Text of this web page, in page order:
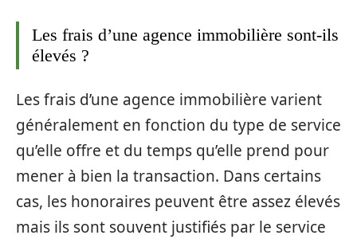
Les frais d’une agence immobilière sont-ils
élevés ?
Les frais d’une agence immobilière varient
généralement en fonction du type de service
qu’elle offre et du temps qu’elle prend pour
mener à bien la transaction. Dans certains
cas, les honoraires peuvent être assez élevés
mais ils sont souvent justifiés par le service